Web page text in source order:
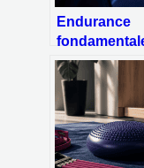
Endurance
pourquoi
est le secret
courir plus
plus